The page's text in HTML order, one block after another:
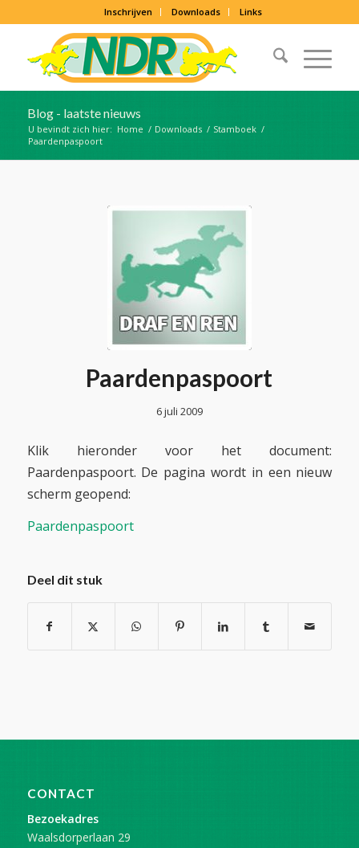
Inschrijven Downloads Links
Blog - laatste nieuws
U bevindt zich hier: Home / Downloads / Stamboek /
Paardenpaspoort
Paardenpaspoort
6 juli 2009
Klik hieronder voor het document:
Paardenpaspoort. De pagina wordt in een nieuw
scherm geopend:
Paardenpaspoort
Deel dit stuk
CONTACT
Bezoekadres
Waalsdorperlaan 29